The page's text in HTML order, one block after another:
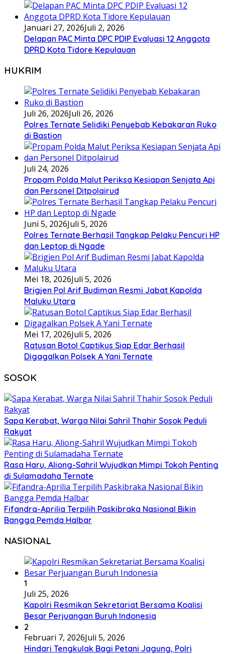
Januari 27, 2026Juli 2, 2026
Delapan PAC Minta DPC PDIP Evaluasi 12 Anggota
DPRD Kota Tidore Kepulauan
HUKRIM
Juli 26, 2026Juli 26, 2026
Polres Ternate Selidiki Penyebab Kebakaran Ruko
di Bastion
Juli 24, 2026
Propam Polda Malut Periksa Kesiapan Senjata Api
dan Personel Ditpolairud
Juni 5, 2026Juli 5, 2026
Polres Ternate Berhasil Tangkap Pelaku Pencuri HP
dan Leptop di Ngade
Mei 18, 2026Juli 5, 2026
Brigjen Pol Arif Budiman Resmi Jabat Kapolda
Maluku Utara
Mei 17, 2026Juli 5, 2026
Ratusan Botol Captikus Siap Edar Berhasil
Digagalkan Polsek A Yani Ternate
SOSOK
Sapa Kerabat, Warga Nilai Sahril Thahir Sosok Peduli
Rakyat
Rasa Haru, Aliong-Sahril Wujudkan Mimpi Tokoh Penting
di Sulamadaha Ternate
Fifandra-Aprilia Terpilih Paskibraka Nasional Bikin
Bangga Pemda Halbar
NASIONAL
1
Juli 25, 2026
Kapolri Resmikan Sekretariat Bersama Koalisi
Besar Perjuangan Buruh Indonesia
2
Februari 7, 2026Juli 5, 2026
Hindari Tengkulak Bagi Petani Jagung, Polri